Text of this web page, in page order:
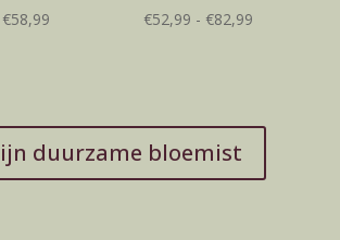
€58,99
€52,99 - €82,99Prijsklasse:
duurzame bloemist